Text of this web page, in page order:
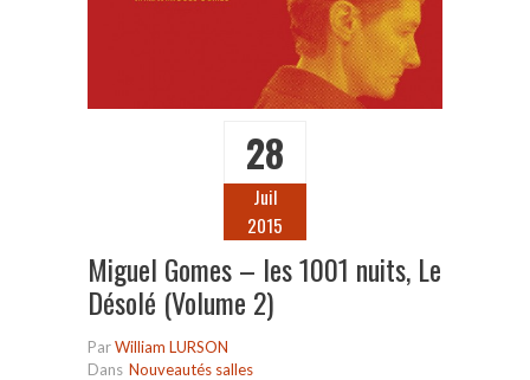
28
Juil
2015
Miguel Gomes – les 1001 nuits, Le
Désolé (Volume 2)
ParWilliam LURSON
Dans Nouveautés salles